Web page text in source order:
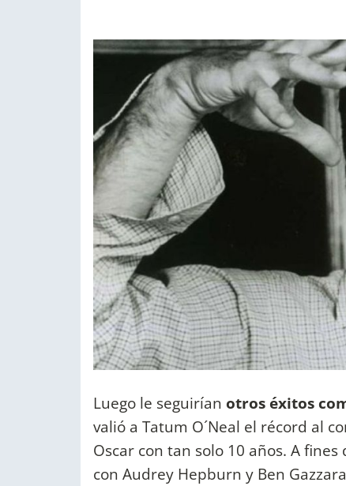
Luego le seguirían otros éxitos
valió a Tatum O´Neal el récord al
Oscar con tan solo 10 años. A
con Audrey Hepburn y Ben